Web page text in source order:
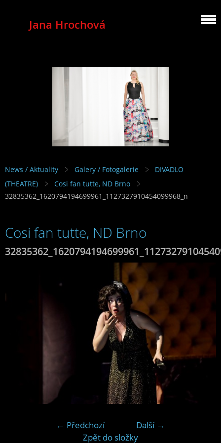
Jana Hrochová
MEZZOSOPRANO
News / Aktuality Galery / Fotogalerie
DIVADLO
(THEATRE)
Cosi fan tutte, ND Brno
32835362_1620794194699961_1127327910454099968_n
Cosi fan tutte, ND Brno
← Předchozí
Další →
Zpět do složky